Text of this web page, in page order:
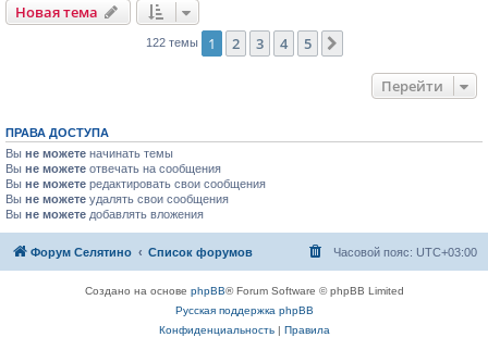
Новая тема
122 темы 1 2 3 4 5
Перейти
ПРАВА ДОСТУПА
Вы не можете начинать темы
Вы не можете отвечать на сообщения
Вы не можете редактировать свои сообщения
Вы не можете удалять свои сообщения
Вы не можете добавлять вложения
Форум Селятино Список форумов Часовой пояс: UTC+03:00
Создано на основе phpBB® Forum Software © phpBB Limited
Русская поддержка phpBB
Конфиденциальность| Правила